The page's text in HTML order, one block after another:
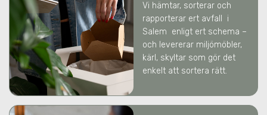
Vi hämtar, sorterar och
rapporterar ert avfall
i
Salem enligt ert schema –
och levererar miljömöbler,
kärl, skyltar som gör det
enkelt att sortera rätt.